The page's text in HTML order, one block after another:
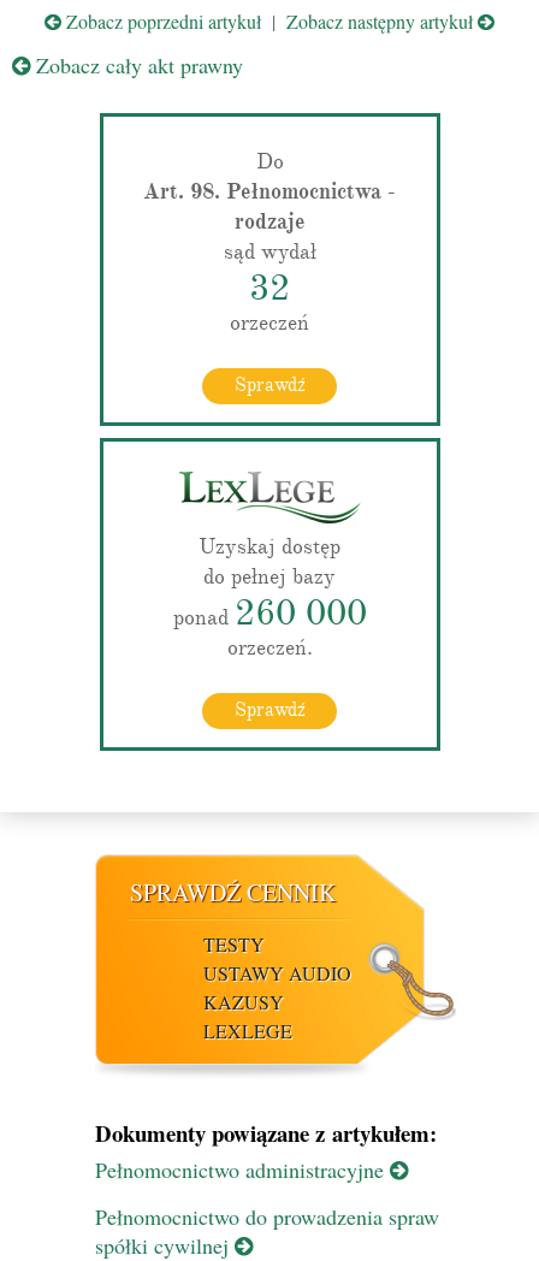
Zobacz poprzedni artykuł | Zobacz następny artykuł
Zobacz cały akt prawny
Do
Art. 98. Pełnomocnictwa -
rodzaje
sąd wydał
32
orzeczeń
Sprawdź
Uzyskaj dostęp
do pełnej bazy
ponad 260 000
orzeczeń.
Sprawdź
SPRAWDŹ CENNIK
TESTY
USTAWY AUDIO
KAZUSY
LEXLEGE
Dokumenty powiązane z artykułem:
Pełnomocnictwo administracyjne
Pełnomocnictwo do prowadzenia spraw
spółki cywilnej